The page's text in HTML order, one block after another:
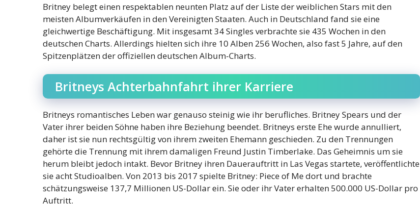
Britney belegt einen respektablen neunten Platz auf der Liste der weiblichen Stars mit den
meisten Albumverkäufen in den Vereinigten Staaten. Auch in Deutschland fand sie eine
gleichwertige Beschäftigung. Mit insgesamt 34 Singles verbrachte sie 435 Wochen in den
deutschen Charts. Allerdings hielten sich ihre 10 Alben 256 Wochen, also fast 5 Jahre, auf den
Spitzenplätzen der offiziellen deutschen Album-Charts.
Britneys Achterbahnfahrt ihrer Karriere
Britneys romantisches Leben war genauso steinig wie ihr berufliches. Britney Spears und der
Vater ihrer beiden Söhne haben ihre Beziehung beendet. Britneys erste Ehe wurde annulliert,
daher ist sie nun rechtsgültig von ihrem zweiten Ehemann geschieden. Zu den Trennungen
gehörte die Trennung mit ihrem damaligen Freund Justin Timberlake. Das Geheimnis um sie
herum bleibt jedoch intakt. Bevor Britney ihren Dauerauftritt in Las Vegas startete, veröffentlichte
sie acht Studioalben. Von 2013 bis 2017 spielte Britney: Piece of Me dort und brachte
schätzungsweise 137,7 Millionen US-Dollar ein. Sie oder ihr Vater erhalten 500.000 US-Dollar pro
Auftritt.